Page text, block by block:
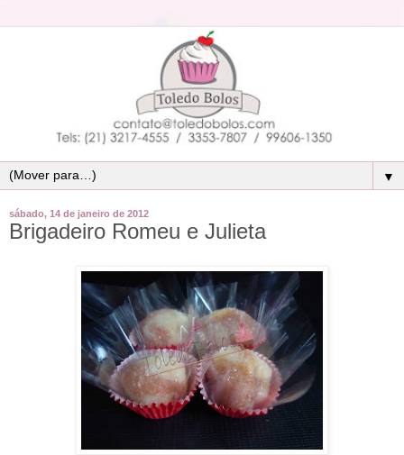
▼
sábado, 14 de janeiro de 2012
Brigadeiro Romeu e Julieta